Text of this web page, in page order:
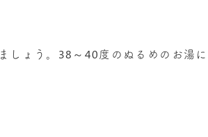
しょう。38～40度のぬるめのお湯